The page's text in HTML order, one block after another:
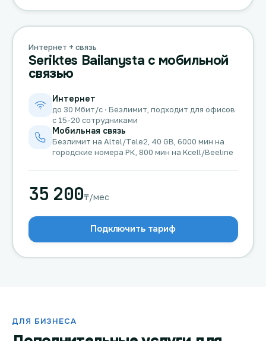
Интернет + связь
Seriktes Bailanysta с мобильной
связью
Интернет
до 30 Мбит/с · Безлимит, подходит для офисов
с 15-20 сотрудниками
Мобильная связь
Безлимит на Altel/Tele2, 40 GB, 6000 мин на
городские номера РК, 800 мин на Kcell/Beeline
35 200₸/мес
Подключить тариф
ДЛЯ БИЗНЕСА